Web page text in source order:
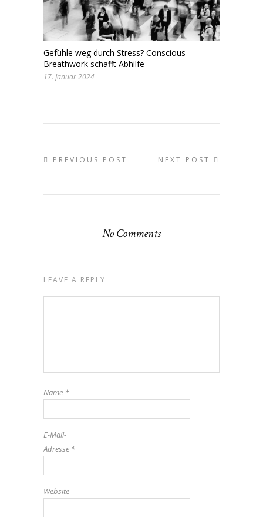
Gefühle weg durch Stress? Conscious
Breathwork schafft Abhilfe
17. Januar 2024
PREVIOUS POST NEXT POST
No Comments
LEAVE A REPLY
Name *
E-Mail-
Adresse *
Website